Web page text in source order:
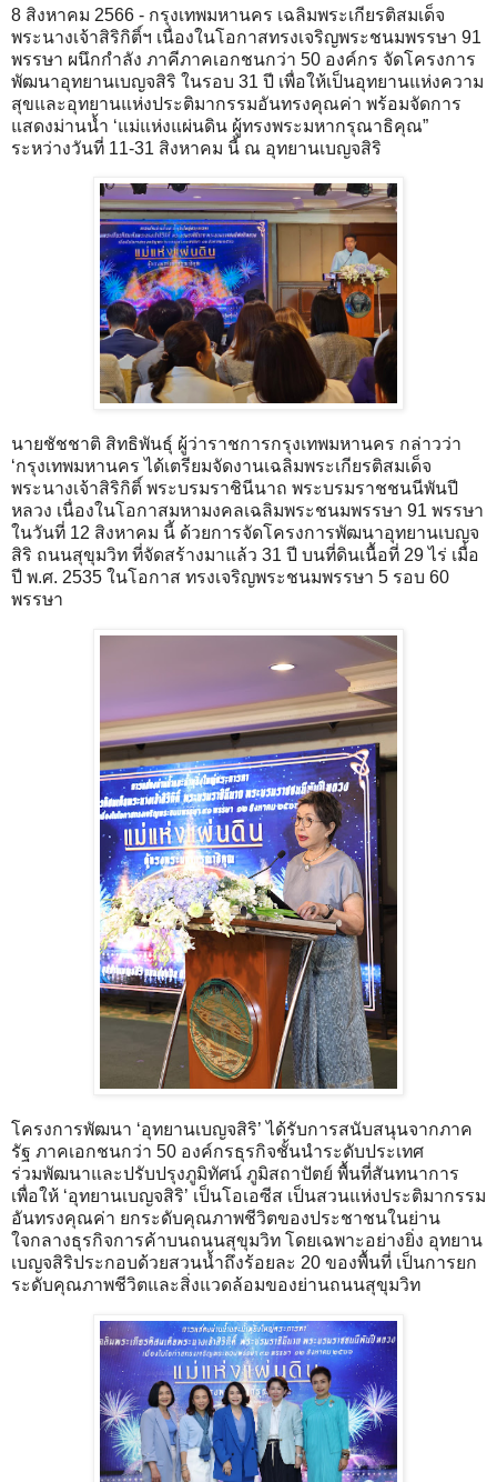
8 สิงหาคม 2566 - กรุงเทพมหานคร เฉลิมพระเกียรติสมเด็จ
พระนางเจ้าสิริกิติ์ฯ เนื่องในโอกาสทรงเจริญพระชนมพรรษา 91
พรรษา ผนึกกำลัง ภาคีภาคเอกชนกว่า 50 องค์กร จัดโครงการ
พัฒนาอุทยานเบญจสิริ ในรอบ 31 ปี เพื่อให้เป็นอุทยานแห่งความ
สุขและอุทยานแห่งประติมากรรมอันทรงคุณค่า พร้อมจัดการ
แสดงม่านน้ำ ‘แม่แห่งแผ่นดิน ผู้ทรงพระมหากรุณาธิคุณ”
ระหว่างวันที่ 11-31 สิงหาคม นี้ ณ อุทยานเบญจสิริ
นายชัชชาติ สิทธิพันธุ์ ผู้ว่าราชการกรุงเทพมหานคร กล่าวว่า
‘กรุงเทพมหานคร ได้เตรียมจัดงานเฉลิมพระเกียรติสมเด็จ
พระนางเจ้าสิริกิติ์ พระบรมราชินีนาถ พระบรมราชชนนีพันปี
หลวง เนื่องในโอกาสมหามงคลเฉลิมพระชนมพรรษา 91 พรรษา
ในวันที่ 12 สิงหาคม นี้ ด้วยการจัดโครงการพัฒนาอุทยานเบญจ
สิริ ถนนสุขุมวิท ที่จัดสร้างมาแล้ว 31 ปี บนที่ดินเนื้อที่ 29 ไร่ เมื่อ
ปี พ.ศ. 2535 ในโอกาส ทรงเจริญพระชนมพรรษา 5 รอบ 60
พรรษา
โครงการพัฒนา ‘อุทยานเบญจสิริ’ ได้รับการสนับสนุนจากภาค
รัฐ ภาคเอกชนกว่า 50 องค์กรธุรกิจชั้นนำระดับประเทศ
ร่วมพัฒนาและปรับปรุงภูมิทัศน์ ภูมิสถาปัตย์ พื้นที่สันทนาการ
เพื่อให้ ‘อุทยานเบญจสิริ’ เป็นโอเอซีส เป็นสวนแห่งประติมากรรม
อันทรงคุณค่า ยกระดับคุณภาพชีวิตของประชาชนในย่าน
ใจกลางธุรกิจการค้าบนถนนสุขุมวิท โดยเฉพาะอย่างยิ่ง อุทยาน
เบญจสิริประกอบด้วยสวนน้ำถึงร้อยละ 20 ของพื้นที่ เป็นการยก
ระดับคุณภาพชีวิตและสิ่งแวดล้อมของย่านถนนสุขุมวิท